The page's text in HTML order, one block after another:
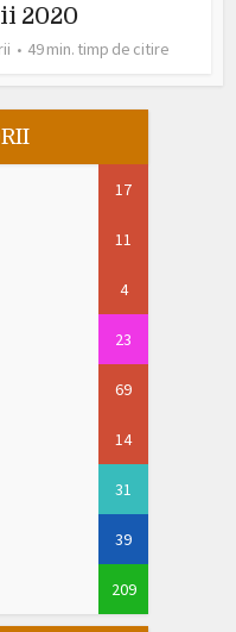
2020
49 min. timp de citire
17
11
4
23
69
14
31
39
209